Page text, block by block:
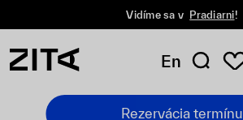
Vidíme sa v Pradiarni!
En
Rezervácia termínu